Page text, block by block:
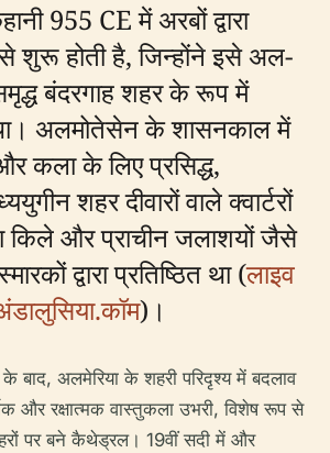
955 CE में अरबों द्वारा
शुरू होती है, जिन्होंने इसे अल-
बंदरगाह शहर के रूप में
अलमोतेसेन के शासनकाल में
और कला के लिए प्रसिद्ध,
शहर दीवारों वाले क्वार्टरों
और प्राचीन जलाशयों जैसे
द्वारा प्रतिष्ठित था (लाइव
)।
बाद, अलमेरिया के शहरी परिदृश्य में बदलाव
और रक्षात्मक वास्तुकला उभरी, विशेष रूप से
पर बने कैथेड्रल। 19वीं सदी में और